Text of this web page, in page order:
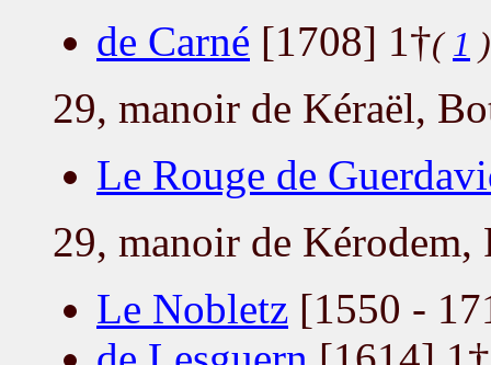
de Carné [1708] 1†( 1 )
29, manoir de Kéraël,
Le Rouge de
29, manoir de Kérodem,
Le Nobletz [1550 -